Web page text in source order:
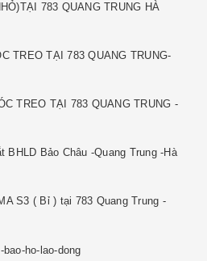
783 QUANG TRUNG HÀ
TREO TẠI 783 QUANG TRUNG-
TREO TẠI 783 QUANG TRUNG -
BHLD Bảo Châu -Quang Trung -Hà
S3 ( Bỉ ) tại 783 Quang Trung -
ho-lao-dong